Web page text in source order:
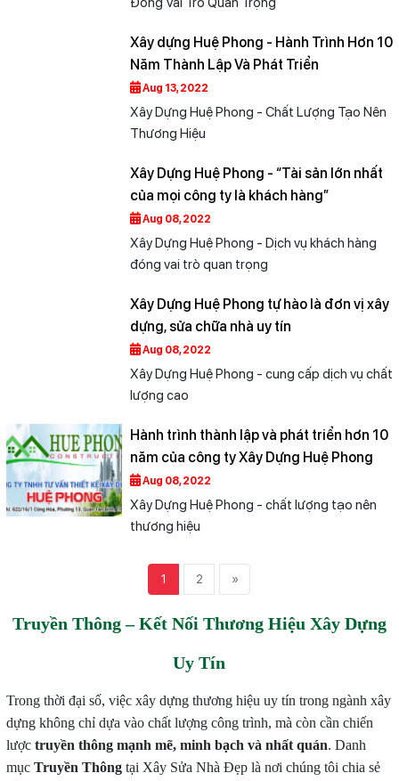
Xây dựng Huệ Phong - Hành Trình Hơn 10
Năm Thành Lập Và Phát Triển
Aug 13, 2022
Xây Dựng Huệ Phong - Chất Lượng Tạo Nên
Thương Hiệu
Xây Dựng Huệ Phong - “Tài sản lớn nhất
của mọi công ty là khách hàng”
Aug 08, 2022
Xây Dựng Huệ Phong - Dịch vụ khách hàng
đóng vai trò quan trọng
Xây Dựng Huệ Phong tự hào là đơn vị xây
dựng, sửa chữa nhà uy tín
Aug 08, 2022
Xây Dựng Huệ Phong - cung cấp dịch vụ chất
lượng cao
Hành trình thành lập và phát triển hơn 10
năm của công ty Xây Dựng Huệ Phong
Aug 08, 2022
Xây Dựng Huệ Phong - chất lượng tạo nên
thương hiệu
1 2 »
Truyền Thông – Kết Nối Thương Hiệu Xây Dựng
Uy Tín
Trong thời đại số, việc xây dựng thương hiệu uy tín trong ngành xây
dựng không chỉ dựa vào chất lượng công trình, mà còn cần chiến
lược truyền thông mạnh mẽ, minh bạch và nhất quán. Danh
mục Truyền Thôngtại Xây Sửa Nhà Đẹp là nơi chúng tôi chia sẻ